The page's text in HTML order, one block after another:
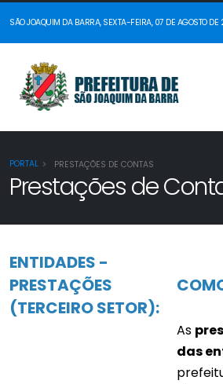
SÃO JOAQUIM DA BARRA, SEXTA-FEIRA, 07 DE AGOSTO
PORTAL PRESTAÇÕES DE CONTAS
Prestações de
ENTIDADES -
PRESTAÇÕES
(TERCEIRO SETOR):
As
das